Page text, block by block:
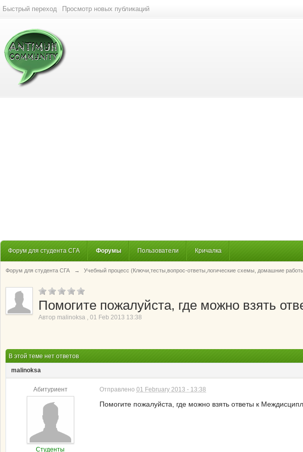
Быстрый переход Просмотр новых публикаций
Форум для студента СГА Форумы Пользователи Кричалка
Форум для студента СГА → Учебный процесс (Ключи,тесты,вопрос-ответы,логические схемы, домашние
Помогите пожалуйста, где можно взять
Автор malinoksa , 01 Feb 2013 13:38
В этой теме нет ответов
malinoksa
Абитуриент
Студенты
Отправлено 01 February 2013 - 13:38
Помогите пожалуйста, где можно взять ответы к